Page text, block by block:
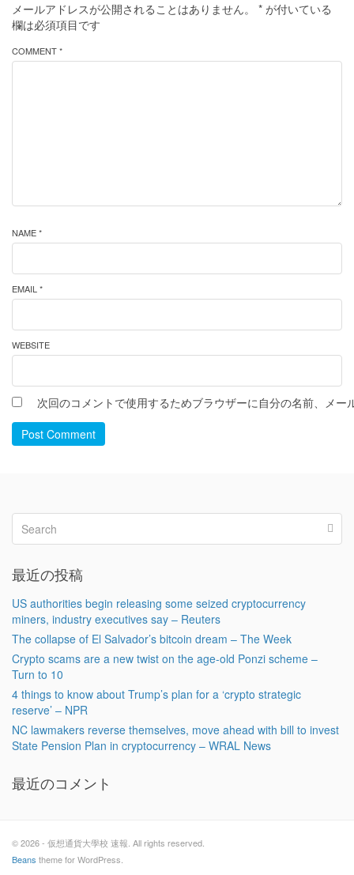
メールアドレスが公開されることはありません。 * が付いている
欄は必須項目です
COMMENT *
NAME *
EMAIL *
WEBSITE
次回のコメントで使用するためブラウザーに自分の名前、メー
Post Comment
最近の投稿
US authorities begin releasing some seized cryptocurrency
miners, industry executives say – Reuters
The collapse of El Salvador’s bitcoin dream – The Week
Crypto scams are a new twist on the age-old Ponzi scheme –
Turn to 10
4 things to know about Trump’s plan for a ‘crypto strategic
reserve’ – NPR
NC lawmakers reverse themselves, move ahead with bill to invest
State Pension Plan in cryptocurrency – WRAL News
最近のコメント
© 2026 - 仮想通貨大學校 速報. All rights reserved.
Beans theme for WordPress.